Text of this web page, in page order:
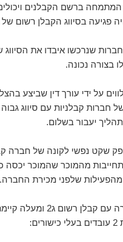
המתמחה ברשם הקבלנים
פגיעה בסיווג הקבלן רשום
שנרכשו איבדו את הסיווג
בצורה נכונה.
על ידי עורך דין שביצע
חברות קבלניות עם סיווג
יעבור בשלום.
שקט נפשי לקונה של חברה
מהמוכר שהמוכר יכסה
שלפני מכירת החברה.
בכל חברה עם קבלן רשום